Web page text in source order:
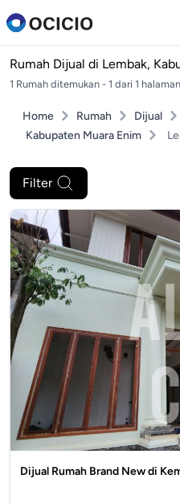
Rumah Dijual di Lembak,
1 Rumah ditemukan - 1 dari 1 halaman
Home Rumah Dijual
Kabupaten Muara Enim
Filter
Dijual Rumah Brand New di